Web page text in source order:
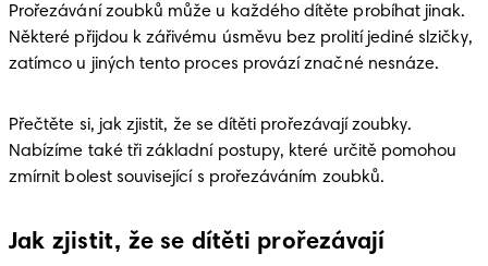
Prořezávání zoubků může u každého dítěte probíhat jinak.
Některé přijdou k zářivému úsměvu bez prolití jediné slzičky,
zatímco u jiných tento proces provází značné nesnáze.
Přečtěte si, jak zjistit, že se dítěti prořezávají zoubky.
Nabízíme také tři základní postupy, které určitě pomohou
zmírnit bolest související s prořezáváním zoubků.
Jak zjistit, že se dítěti prořezávají